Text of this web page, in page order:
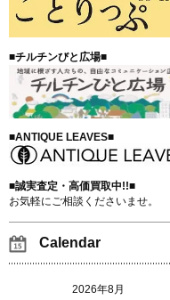
■チルチンびと広場■
■ANTIQUE LEAVES■
■誠実査定・高価買取中!!■
お気軽にご相談くださいませ。
Calendar
2026年8月